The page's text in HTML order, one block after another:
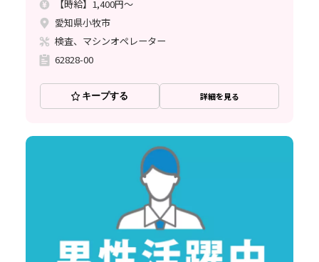
【時給】1,400円～
愛知県小牧市
検査、マシンオペレーター
62828-00
キープする 詳細を見る